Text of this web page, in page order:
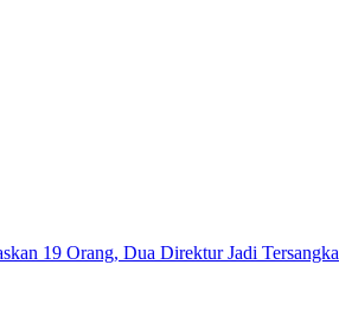
19 Orang, Dua Direktur Jadi Tersangka